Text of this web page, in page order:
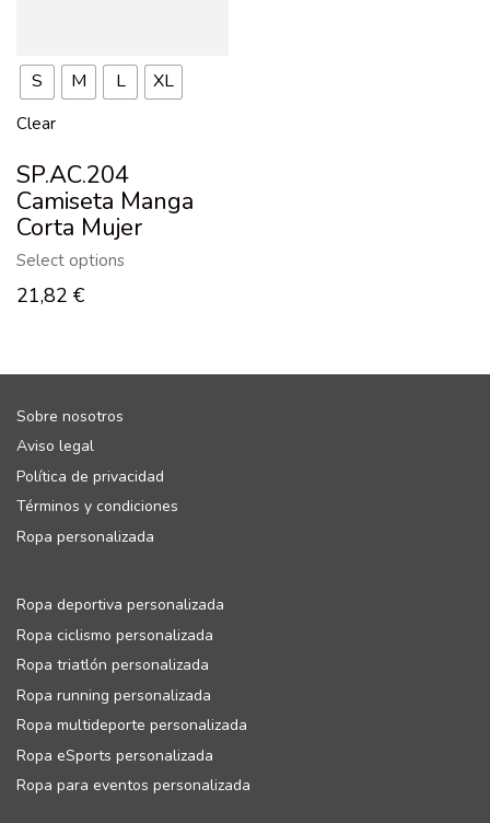
S M L XL
Clear
SP.AC.204
Camiseta Manga
Corta Mujer
Select options
21,82 €
Sobre nosotros
Aviso legal
Política de privacidad
Términos y condiciones
Ropa personalizada
Ropa deportiva personalizada
Ropa ciclismo personalizada
Ropa triatlón personalizada
Ropa running personalizada
Ropa multideporte personalizada
Ropa eSports personalizada
Ropa para eventos personalizada